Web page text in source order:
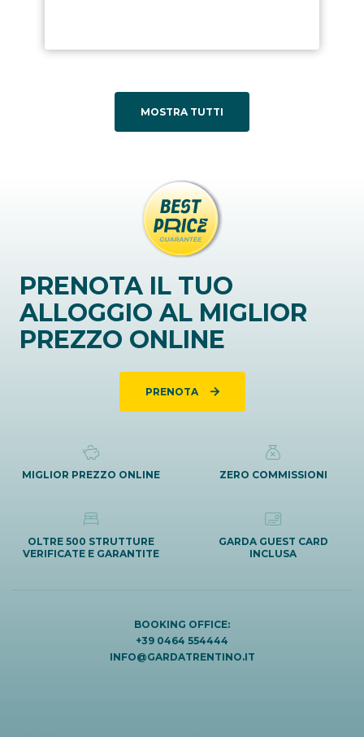
MOSTRA TUTTI
PRENOTA IL TUO
ALLOGGIO AL MIGLIOR
PREZZO ONLINE
PRENOTA
MIGLIOR PREZZO ONLINE ZERO COMMISSIONI
OLTRE 500 STRUTTURE
VERIFICATE E GARANTITE
GARDA GUEST CARD
INCLUSA
BOOKING OFFICE:
+39 0464 554444
INFO@GARDATRENTINO.IT